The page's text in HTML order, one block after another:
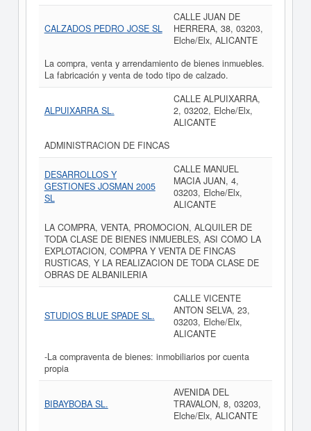
CALZADOS PEDRO JOSE SL
CALLE JUAN DE
HERRERA, 38, 03203,
Elche/Elx, ALICANTE
La compra, venta y arrendamiento de bienes inmuebles.
La fabricación y venta de todo tipo de calzado.
ALPUIXARRA SL.
CALLE ALPUIXARRA,
2, 03202, Elche/Elx,
ALICANTE
ADMINISTRACION DE FINCAS
DESARROLLOS Y
GESTIONES JOSMAN 2005
SL
CALLE MANUEL
MACIA JUAN, 4,
03203, Elche/Elx,
ALICANTE
LA COMPRA, VENTA, PROMOCION, ALQUILER DE
TODA CLASE DE BIENES INMUEBLES, ASI COMO LA
EXPLOTACION, COMPRA Y VENTA DE FINCAS
RUSTICAS, Y LA REALIZACION DE TODA CLASE DE
OBRAS DE ALBANILERIA
STUDIOS BLUE SPADE SL.
CALLE VICENTE
ANTON SELVA, 23,
03203, Elche/Elx,
ALICANTE
-La compraventa de bienes: inmobiliarios por cuenta
propia
BIBAYBOBA SL.
AVENIDA DEL
TRAVALON, 8, 03203,
Elche/Elx, ALICANTE